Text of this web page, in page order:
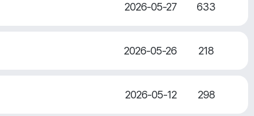
2026-05-27 633
2026-05-26 218
2026-05-12 298